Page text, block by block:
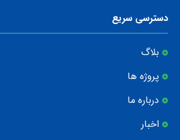
دسترسی سریع
بلاگ
پروژه ها
درباره ما
اخبار